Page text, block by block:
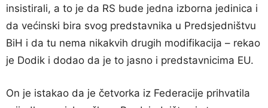
insistirali, a to je da RS bude jedna izborna jedinica i
da većinski bira svog predstavnika u Predsjedništvu
BiH i da tu nema nikakvih drugih modifikacija – rekao
je Dodik i dodao da je to jasno i predstavnicima EU.
On je istakao da je četvorka iz Federacije prihvatila